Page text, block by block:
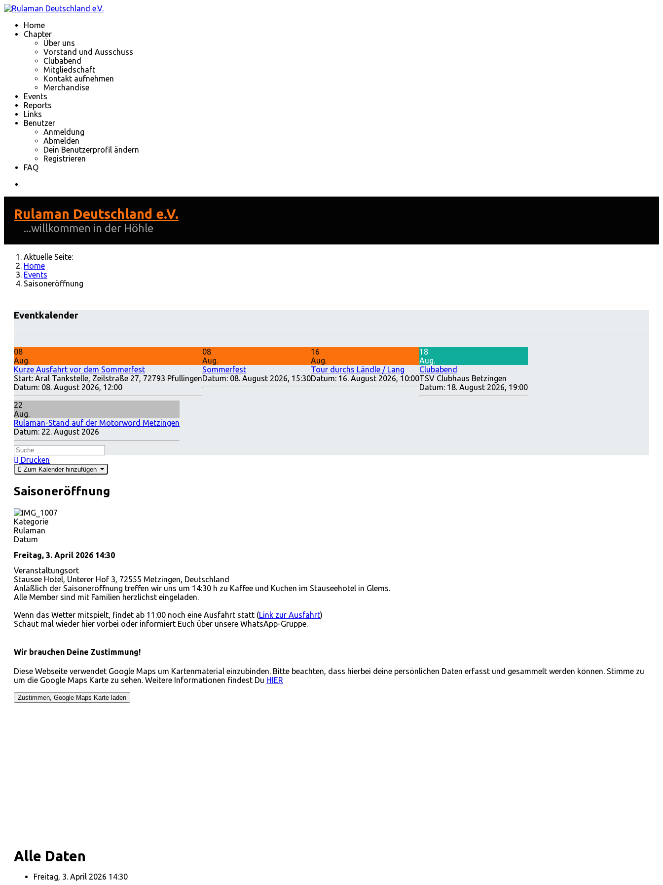
Home
Chapter
Über uns
Vorstand und Ausschuss
Clubabend
Mitgliedschaft
Kontakt aufnehmen
Merchandise
Events
Reports
Links
Benutzer
Anmeldung
Abmelden
Dein Benutzerprofil ändern
Registrieren
FAQ
Rulaman Deutschland e.V.
...willkommen in der Höhle
Aktuelle Seite:
Home
Events
Saisoneröffnung
Eventkalender
08
Aug.
Kurze Ausfahrt vor dem Sommerfest
Start: Aral Tankstelle, Zeilstraße 27, 72793 Pfullingen
Datum: 08. August 2026, 12:00
08
Aug.
Sommerfest
Datum: 08. August 2026, 15:30
16
Aug.
Tour durchs Ländle / Lang
Datum: 16. August 2026, 10:00
18
Aug.
Clubabend
TSV Clubhaus Betzingen
Datum: 18. August 2026, 19:00
22
Aug.
Rulaman-Stand auf der Motorword Metzingen
Datum: 22. August 2026
Suchen
Drucken
Zum Kalender hinzufügen
Saisoneröffnung
Kategorie
Rulaman
Datum
Freitag, 3. April 2026 14:30
Veranstaltungsort
Stausee Hotel, Unterer Hof 3, 72555 Metzingen, Deutschland
Anläßlich der Saisoneröffnung treffen wir uns um 14:30 h zu Kaffee und Kuchen im Stauseehotel in Glems.
Alle Member sind mit Familien herzlichst eingeladen.
Wenn das Wetter mitspielt, findet ab 11:00 noch eine Ausfahrt statt (Link zur Ausfahrt)
Schaut mal wieder hier vorbei oder informiert Euch über unsere WhatsApp-Gruppe.
Wir brauchen Deine Zustimmung!
Diese Webseite verwendet Google Maps um Kartenmaterial einzubinden. Bitte beachten, dass hierbei deine persönlichen Daten erfasst und gesammelt werden können. Stimme zu
um die Google Maps Karte zu sehen. Weitere Informationen findest Du HIER
Alle Daten
Freitag, 3. April 2026 14:30